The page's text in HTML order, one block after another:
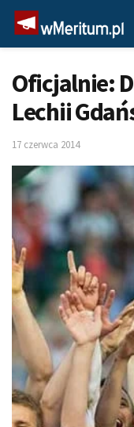
Oficjalnie:
Lechii
17 czerwca 2014